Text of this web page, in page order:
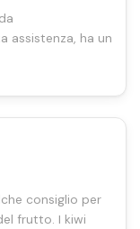
assistenza, ha un
consiglio per
frutto. I kiwi